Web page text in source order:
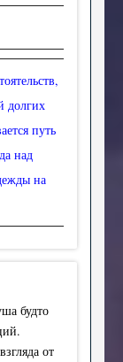
долгих
путь
над
на
будто
от